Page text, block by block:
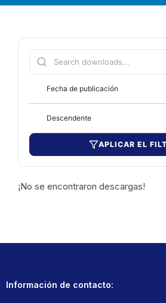
Fecha de publicación
Descendente
APLICAR EL
¡No se encontraron descargas!
Información de contacto: